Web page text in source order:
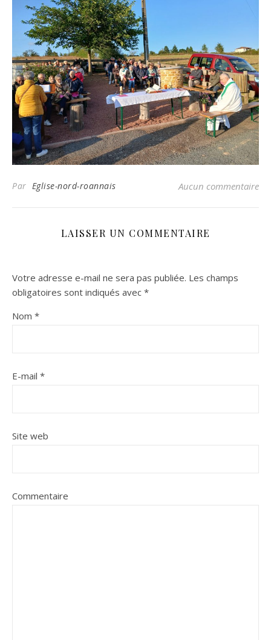
Par Eglise-nord-roannais Aucun commentaire
LAISSER UN COMMENTAIRE
Votre adresse e-mail ne sera pas publiée. Les champs
obligatoires sont indiqués avec *
Nom *
E-mail *
Site web
Commentaire